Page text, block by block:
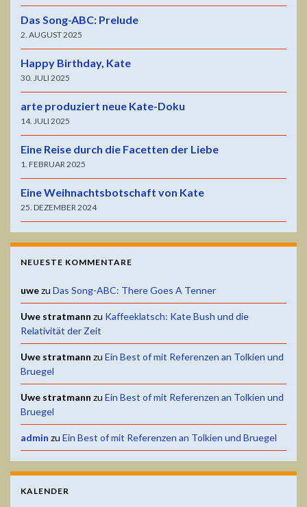
Das Song-ABC: Prelude
2. AUGUST 2025
Happy Birthday, Kate
30. JULI 2025
arte produziert neue Kate-Doku
14. JULI 2025
Eine Reise durch die Facetten der Liebe
1. FEBRUAR 2025
Eine Weihnachtsbotschaft von Kate
25. DEZEMBER 2024
NEUESTE KOMMENTARE
uwezu Das Song-ABC: There Goes A Tenner
Uwe stratmann zu Kaffeeklatsch: Kate Bush und die
Relativität der Zeit
Uwe stratmann zu Ein Best of mit Referenzen an Tolkien und
Bruegel
Uwe stratmann zu Ein Best of mit Referenzen an Tolkien und
Bruegel
admin zu Ein Best of mit Referenzen an Tolkien und Bruegel
KALENDER